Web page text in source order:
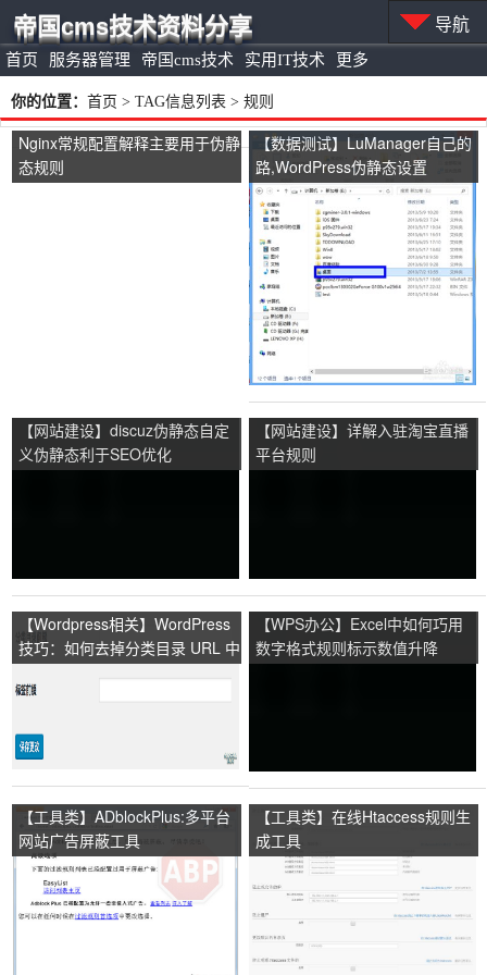
首页 服务器管理 帝国cms技术 实用IT技术 更多
帝国cms技术资料分享 导航
你的位置： 首页 > TAG信息列表 > 规则
Nginx常规配置解释主要用于伪静
态规则
【数据测试】LuManager自己的
路,WordPress伪静态设置
【网站建设】discuz伪静态自定
义伪静态利于SEO优化
【网站建设】详解入驻淘宝直播
平台规则
【Wordpress相关】WordPress
技巧：如何去掉分类目录 URL 中
的 category
【WPS办公】Excel中如何巧用
数字格式规则标示数值升降
【工具类】ADblockPlus:多平台
网站广告屏蔽工具
【工具类】在线Htaccess规则生
成工具